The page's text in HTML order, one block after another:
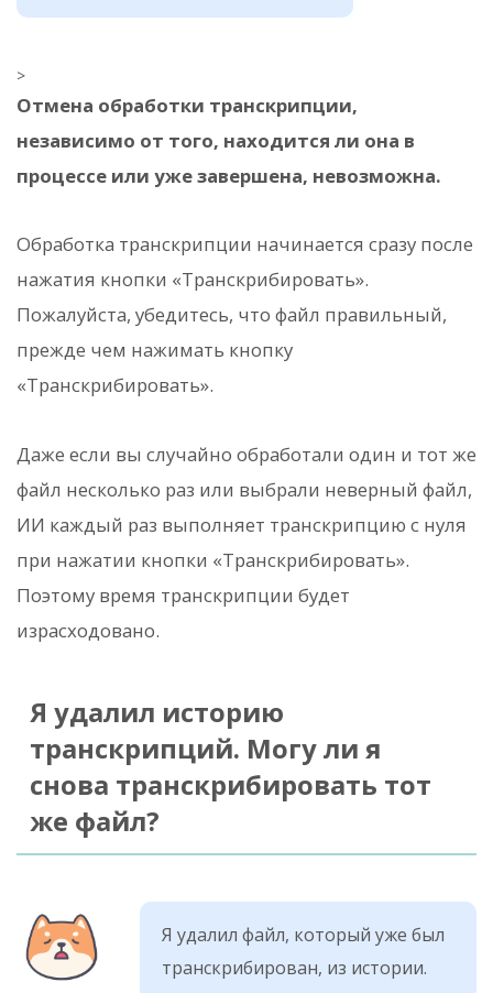
>
Отмена обработки транскрипции,
независимо от того, находится ли она в
процессе или уже завершена, невозможна.
Обработка транскрипции начинается сразу после
нажатия кнопки «Транскрибировать».
Пожалуйста, убедитесь, что файл правильный,
прежде чем нажимать кнопку
«Транскрибировать».
Даже если вы случайно обработали один и тот же
файл несколько раз или выбрали неверный файл,
ИИ каждый раз выполняет транскрипцию с нуля
при нажатии кнопки «Транскрибировать».
Поэтому время транскрипции будет
израсходовано.
Я удалил историю
транскрипций. Могу ли я
снова транскрибировать тот
же файл?
Я удалил файл, который уже был
транскрибирован, из истории.